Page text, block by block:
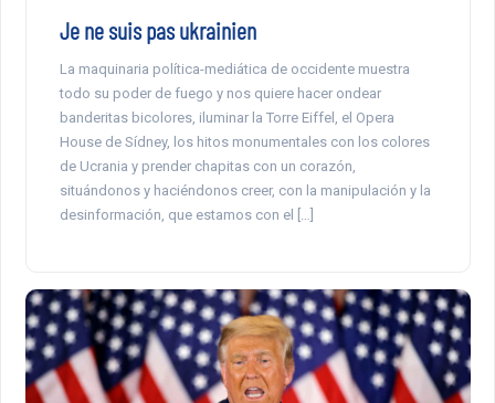
Je ne suis pas ukrainien
La maquinaria política-mediática de occidente muestra
todo su poder de fuego y nos quiere hacer ondear
banderitas bicolores, iluminar la Torre Eiffel, el Opera
House de Sídney, los hitos monumentales con los colores
de Ucrania y prender chapitas con un corazón,
situándonos y haciéndonos creer, con la manipulación y la
desinformación, que estamos con el […]